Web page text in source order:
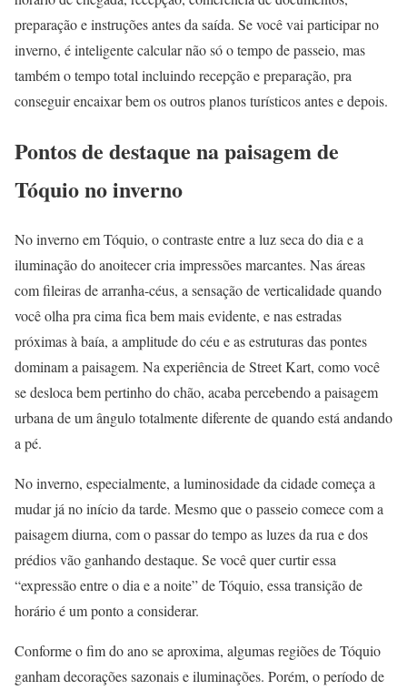
preparação e instruções antes da saída. Se você vai participar no
inverno, é inteligente calcular não só o tempo de passeio, mas
também o tempo total incluindo recepção e preparação, pra
conseguir encaixar bem os outros planos turísticos antes e depois.
Pontos de destaque na paisagem de
Tóquio no inverno
No inverno em Tóquio, o contraste entre a luz seca do dia e a
iluminação do anoitecer cria impressões marcantes. Nas áreas
com fileiras de arranha-céus, a sensação de verticalidade quando
você olha pra cima fica bem mais evidente, e nas estradas
próximas à baía, a amplitude do céu e as estruturas das pontes
dominam a paisagem. Na experiência de Street Kart, como você
se desloca bem pertinho do chão, acaba percebendo a paisagem
urbana de um ângulo totalmente diferente de quando está andando
a pé.
No inverno, especialmente, a luminosidade da cidade começa a
mudar já no início da tarde. Mesmo que o passeio comece com a
paisagem diurna, com o passar do tempo as luzes da rua e dos
prédios vão ganhando destaque. Se você quer curtir essa
“expressão entre o dia e a noite” de Tóquio, essa transição de
horário é um ponto a considerar.
Conforme o fim do ano se aproxima, algumas regiões de Tóquio
ganham decorações sazonais e iluminações. Porém, o período de